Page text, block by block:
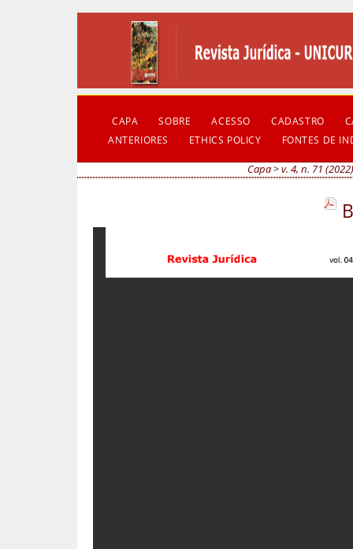
CAPA SOBRE ACESSO CADASTRO
ANTERIORES
ETHICS POLICY FONTES DE
Capa>v. 4, n. 71 (2022)